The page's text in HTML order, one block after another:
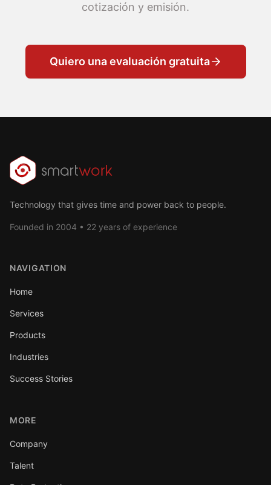
cotización y emisión.
Quiero una evaluación gratuita
Technology that gives time and power back to people.
Founded in 2004 • 22 years of experience
NAVIGATION
Home
Services
Products
Industries
Success Stories
MORE
Company
Talent